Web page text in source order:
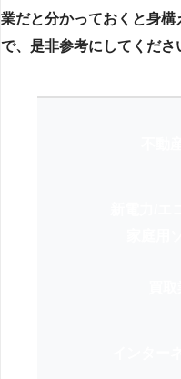
業だと分かっておくと身
で、是非参考にしてくださ